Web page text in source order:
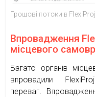
Грошові потоки в
Впровадження
місцевого
Багато органів
впровадили
переваг.